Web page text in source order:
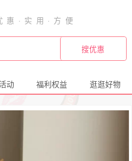
动 福利权益 逛逛好物